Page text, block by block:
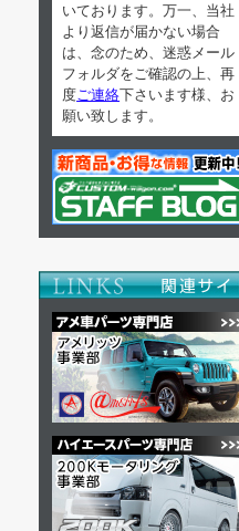
いております。万一、当社
より返信が届かない場合
は、念のため、迷惑メール
フォルダをご確認の上、再
度 ご連絡下さいます様、お
願い致します。